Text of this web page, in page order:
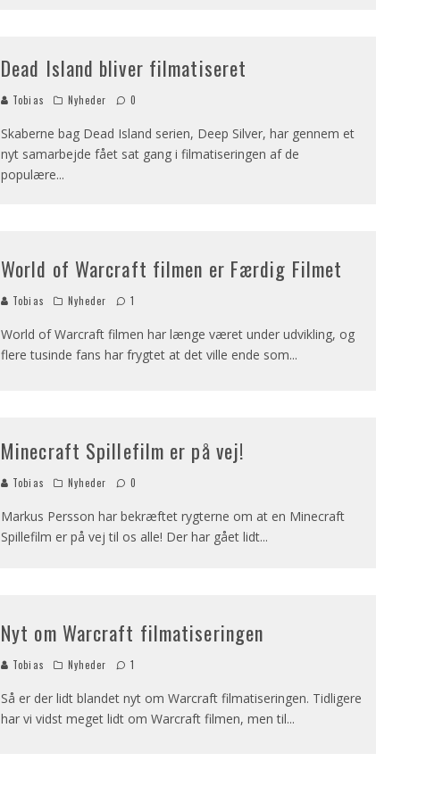
Dead Island bliver filmatiseret
Tobias Nyheder 0
Skaberne bag Dead Island serien, Deep Silver, har gennem et
nyt samarbejde fået sat gang i filmatiseringen af de
populære...
World of Warcraft filmen er Færdig Filmet
Tobias Nyheder 1
World of Warcraft filmen har længe været under udvikling, og
flere tusinde fans har frygtet at det ville ende som...
Minecraft Spillefilm er på vej!
Tobias Nyheder 0
Markus Persson har bekræftet rygterne om at en Minecraft
Spillefilm er på vej til os alle! Der har gået lidt...
Nyt om Warcraft filmatiseringen
Tobias Nyheder 1
Så er der lidt blandet nyt om Warcraft filmatiseringen. Tidligere
har vi vidst meget lidt om Warcraft filmen, men til...